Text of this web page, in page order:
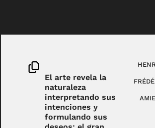
El arte revela la
naturaleza
interpretando sus
intenciones y
formulando sus